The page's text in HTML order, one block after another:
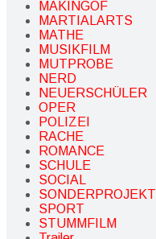
MAKINGOF
MARTIALARTS
MATHE
MUSIKFILM
MUTPROBE
NERD
NEUERSCHÜLER
OPER
POLIZEI
RACHE
ROMANCE
SCHULE
SOCIAL
SONDERPROJEKT
SPORT
STUMMFILM